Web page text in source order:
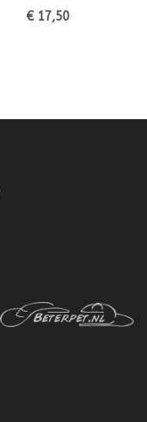
€ 17,50